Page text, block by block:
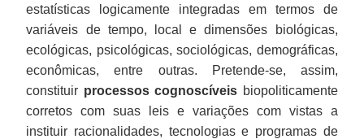
estatísticas logicamente integradas em termos de
variáveis de tempo, local e dimensões biológicas,
ecológicas, psicológicas, sociológicas, demográficas,
econômicas, entre outras. Pretende-se, assim,
constituir processos cognoscíveis biopoliticamente
corretos com suas leis e variações com vistas a
instituir racionalidades, tecnologias e programas de